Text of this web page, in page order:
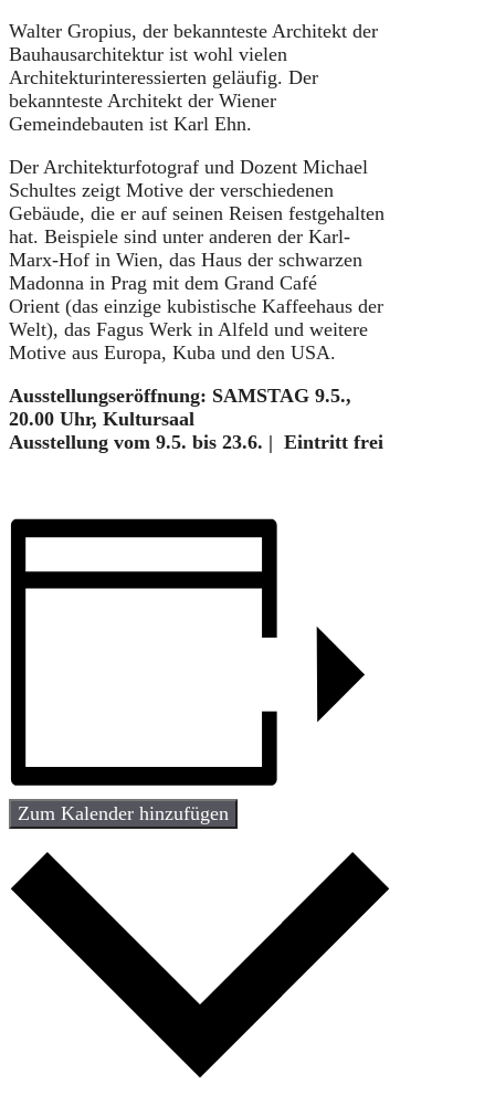
Walter Gropius, der bekannteste Architekt der
Bauhausarchitektur ist wohl vielen
Architekturinteressierten geläufig. Der
bekannteste Architekt der Wiener
Gemeindebauten ist Karl Ehn.
Der Architekturfotograf und Dozent Michael
Schultes zeigt Motive der verschiedenen
Gebäude, die er auf seinen Reisen festgehalten
hat. Beispiele sind unter anderen der Karl-
Marx-Hof in Wien, das Haus der schwarzen
Madonna in Prag mit dem Grand Café
Orient (das einzige kubistische Kaffeehaus der
Welt), das Fagus Werk in Alfeld und weitere
Motive aus Europa, Kuba und den USA.
Ausstellungseröffnung: SAMSTAG 9.5.,
20.00 Uhr, Kultursaal
Ausstellung vom 9.5. bis 23.6. | Eintritt frei
Zum Kalender hinzufügen